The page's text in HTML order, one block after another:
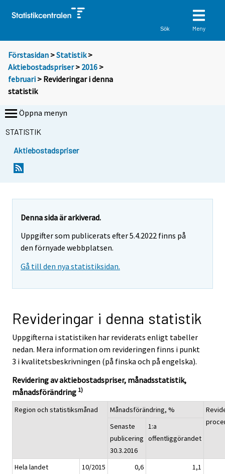
Sök Meny
Förstasidan >Statistik >
Aktiebostadspriser> 2016 >
februari > Revideringar i denna
statistik
Öppna menyn
STATISTIK
Aktiebostadspriser
Denna sida är arkiverad.
Uppgifter som publicerats efter 5.4.2022 finns på
den förnyade webbplatsen.
Gå till den nya statistiksidan.
Revideringar i denna statistik
Uppgifterna i statistiken har reviderats enligt tabeller
nedan. Mera information om revideringen finns i punkt
3 i kvalitetsbeskrivningen (på finska och på engelska).
Revidering av aktiebostadspriser, månadsstatistik,
månadsförändring 1)
Region och statistiksmånad Månadsförändring, %
Senaste
publicering
30.3.2016
1:a
offentliggörandet
Hela landet 10/2015 0,6
1,1